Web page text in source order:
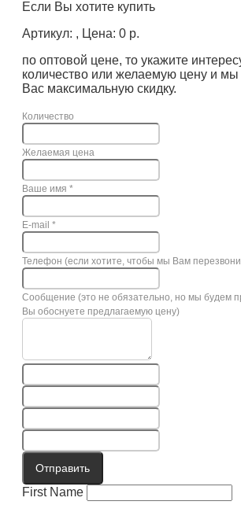
Если Вы хотите купить
Артикул: , Цена: 0 р.
по оптовой цене, то укажите
количество или желаемую цену и
Вас максимальную скидку.
Количество
Желаемая цена
Ваше имя *
E-mail *
Телефон (если хотите, чтобы мы Вам
Сообщение (это не обязательно, но мы будем
Вы обоснуете предлагаемую цену)
Отправить
First Name